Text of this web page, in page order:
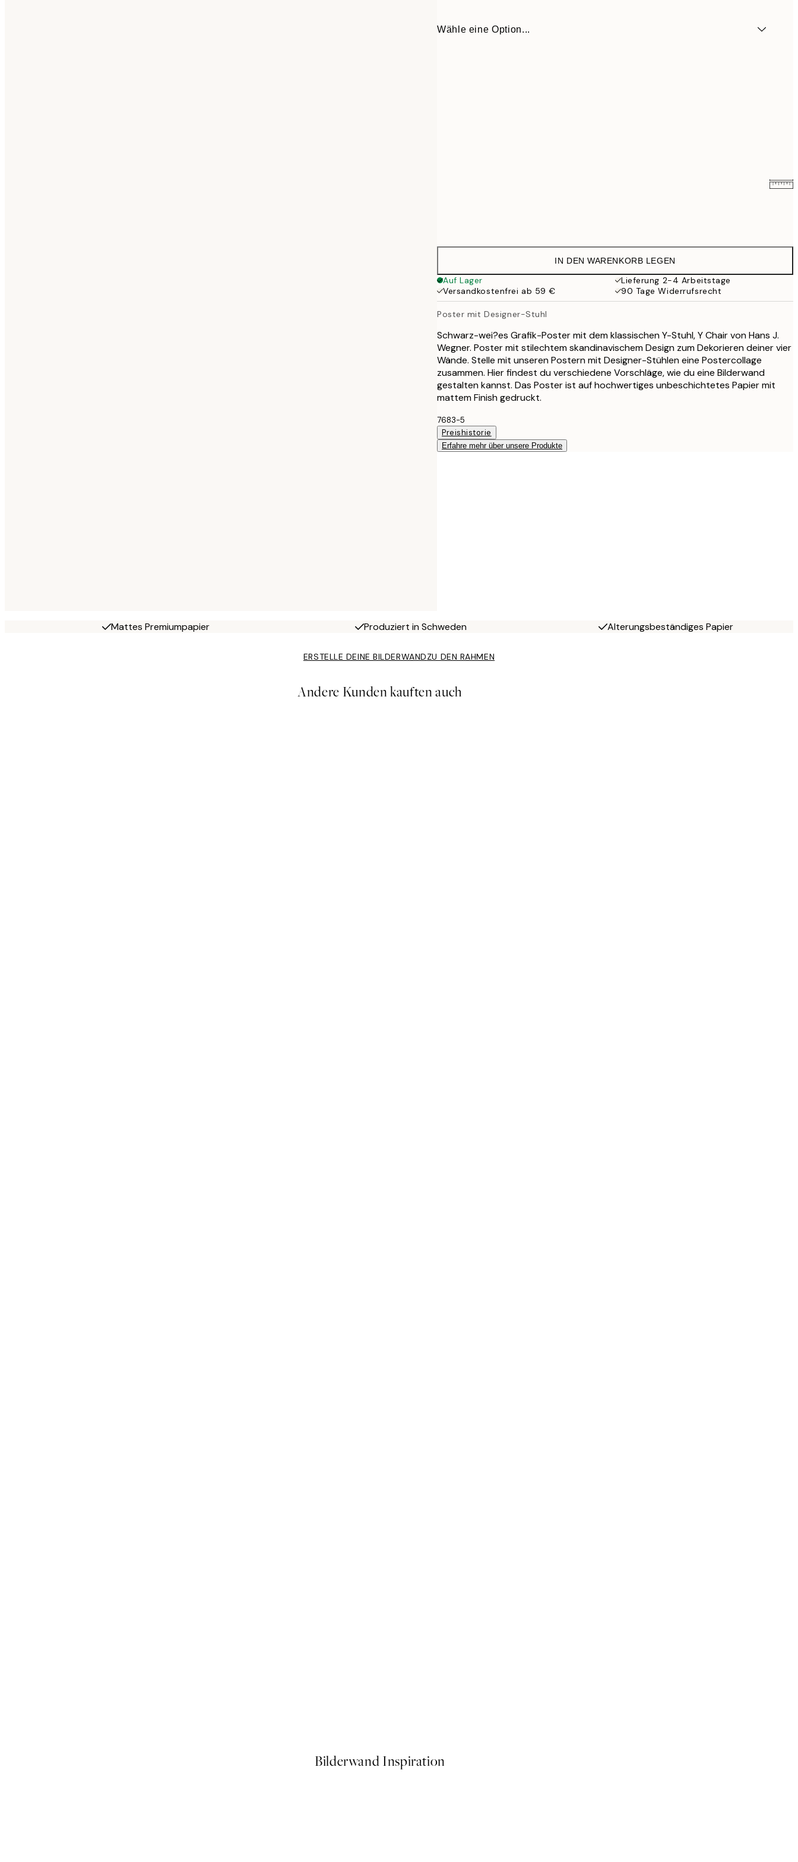
Wähle eine Option...
32,45 €
IN DEN WARENKORB LEGEN
Auf Lager
Lieferung 2-4 Arbeitstage
Versandkostenfrei ab 59 €
90 Tage Widerrufsrecht
Poster mit Designer-Stuhl
Schwarz-wei?es Grafik-Poster mit dem klassischen Y-Stuhl, Y Chair von Hans J.
Wegner. Poster mit stilechtem skandinavischem Design zum Dekorieren deiner vier
Wände. Stelle mit unseren Postern mit Designer-Stühlen eine Postercollage
zusammen. Hier findest du verschiedene Vorschläge, wie du eine Bilderwand
gestalten kannst. Das Poster ist auf hochwertiges unbeschichtetes Papier mit
mattem Finish gedruckt.
7683-5
Preishistorie
Erfahre mehr über unsere Produkte
Mattes Premiumpapier Produziert in Schweden Alterungsbeständiges Papier
ERSTELLE DEINE BILDERWANDZU DEN RAHMEN
Andere Kunden kauften auch
Bilderwand Inspiration